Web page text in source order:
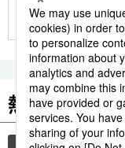
熱門關鍵詞
歷史 防災